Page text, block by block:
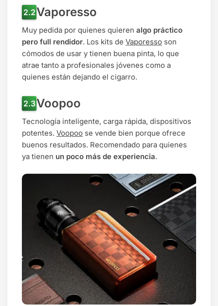
Vaporesso
Muy pedida por quienes quieren algo práctico
pero full rendidor. Los kits de Vaporesso son
cómodos de usar y tienen buena pinta, lo que
atrae tanto a profesionales jóvenes como a
quienes están dejando el cigarro.
Voopoo
Tecnología inteligente, carga rápida, dispositivos
potentes. Voopoo se vende bien porque ofrece
buenos resultados. Recomendado para quienes
ya tienen un poco más de experiencia.